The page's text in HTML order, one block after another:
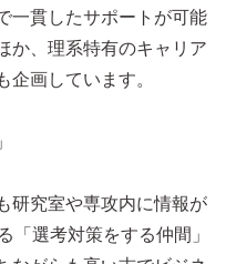
一貫したサポートが可能
か、理系特有のキャリア
画しています。
研究室や専攻内に情報が
選考対策をする仲間」